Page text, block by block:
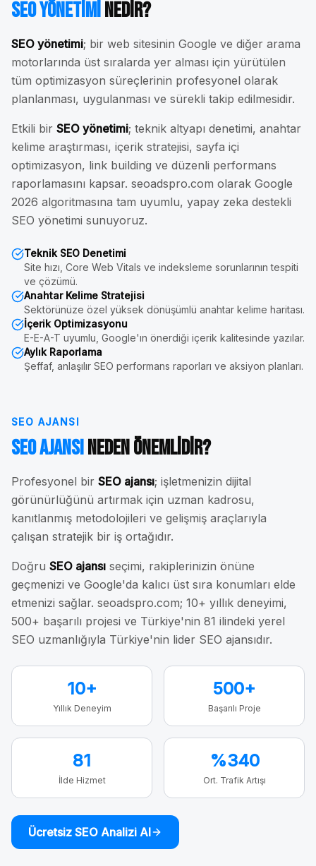
SEO YönetimiNedir?
SEO yönetimi; bir web sitesinin Google ve diğer arama
motorlarında üst sıralarda yer alması için yürütülen
tüm optimizasyon süreçlerinin profesyonel olarak
planlanması, uygulanması ve sürekli takip edilmesidir.
Etkili bir SEO yönetimi; teknik altyapı denetimi, anahtar
kelime araştırması, içerik stratejisi, sayfa içi
optimizasyon, link building ve düzenli performans
raporlamasını kapsar. seoadspro.com olarak Google
2026 algoritmasına tam uyumlu, yapay zeka destekli
SEO yönetimi sunuyoruz.
Teknik SEO Denetimi
Site hızı, Core Web Vitals ve indeksleme sorunlarının tespiti
ve çözümü.
Anahtar Kelime Stratejisi
Sektörünüze özel yüksek dönüşümlü anahtar kelime haritası.
İçerik Optimizasyonu
E-E-A-T uyumlu, Google'ın önerdiği içerik kalitesinde yazılar.
Aylık Raporlama
Şeffaf, anlaşılır SEO performans raporları ve aksiyon planları.
SEO AJANSI
SEO AjansıNeden Önemlidir?
Profesyonel bir SEO ajansı; işletmenizin dijital
görünürlüğünü artırmak için uzman kadrosu,
kanıtlanmış metodolojileri ve gelişmiş araçlarıyla
çalışan stratejik bir iş ortağıdır.
Doğru SEO ajansı seçimi, rakiplerinizin önüne
geçmenizi ve Google'da kalıcı üst sıra konumları elde
etmenizi sağlar. seoadspro.com; 10+ yıllık deneyimi,
500+ başarılı projesi ve Türkiye'nin 81 ilindeki yerel
SEO uzmanlığıyla Türkiye'nin lider SEO ajansıdır.
10+
Yıllık Deneyim
500+
Başarılı Proje
81
İlde Hizmet
%340
Ort. Trafik Artışı
Ücretsiz SEO Analizi Al